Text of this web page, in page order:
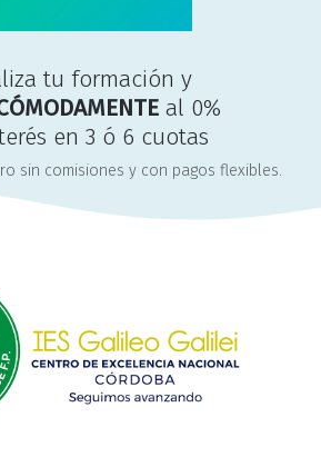
tu formación y
ÓMODAMENTE al 0%
en 3 ó 6 cuotas
sin comisiones y con pagos flexibles.